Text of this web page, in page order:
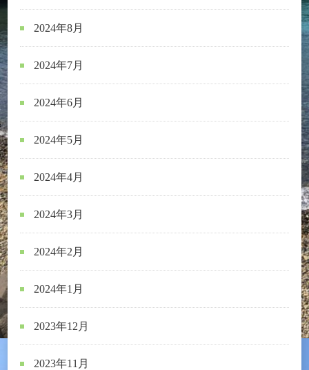
2024年8月
2024年7月
2024年6月
2024年5月
2024年4月
2024年3月
2024年2月
2024年1月
2023年12月
2023年11月